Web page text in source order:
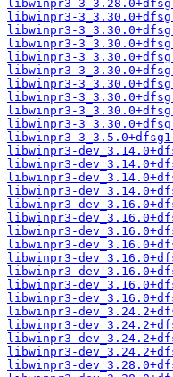
libwinpr3-
libwinpr3-
libwinpr3-
libwinpr3-
libwinpr3-
libwinpr3-
libwinpr3-3_3.30.0+dfsg-
libwinpr3-3_3.30.0+dfsg-
libwinpr3-
libwinpr3-
libwinpr3-3_3.5.0+dfsg1-
libwinpr3-
libwinpr3-
libwinpr3-
libwinpr3-
libwinpr3-
libwinpr3-
libwinpr3-
libwinpr3-
libwinpr3-
libwinpr3-
libwinpr3-
libwinpr3-
libwinpr3-
libwinpr3-
libwinpr3-
libwinpr3-
libwinpr3-